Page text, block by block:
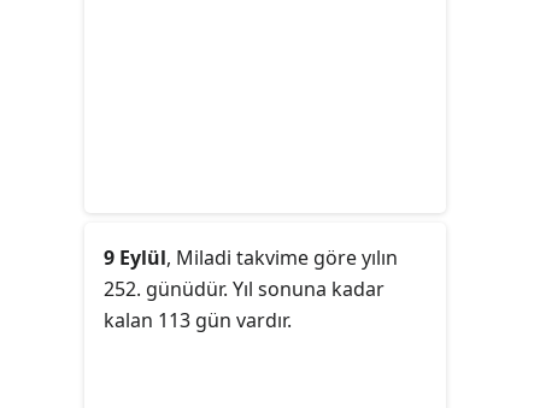
9 Eylül, Miladi takvime göre yılın
252. günüdür. Yıl sonuna kadar
kalan 113 gün vardır.